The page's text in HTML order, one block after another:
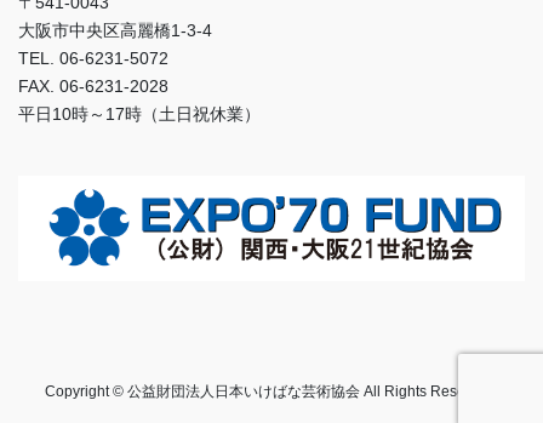
大阪市中央区高麗橋1-3-4
TEL. 06-6231-5072
FAX. 06-6231-2028
平日10時～17時（土日祝休業）
Copyright © 公益財団法人日本いけばな芸術協会 All Rights Reserved.